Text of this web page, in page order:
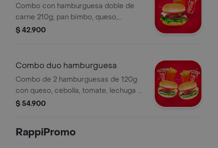
Combo con hamburguesa doble de
carne 210g, pan bimbo, queso,
tomate, cebolla grillé, lechuga, papas
$ 42.900
Combo duo hamburguesa
Combo de 2 hamburguesas de 120g
con queso, cebolla, tomate, lechuga y
pan, acompañado de papas francesas
$ 54.900
RappiPromo